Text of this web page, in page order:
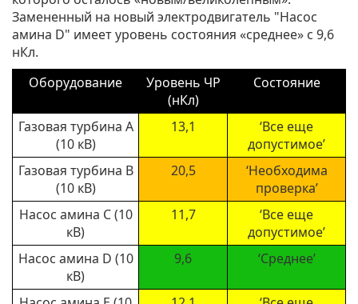
Замененный на новый электродвигатель "Насос
амина D" имеет уровень состояния «среднее» с 9,6
нКл.
Оборудование
Уровень ЧР
(нКл)
Состояние
Газовая турбина A
(10 кВ)
13,1
‘Все еще
допустимое’
Газовая турбина B
(10 кВ)
20,5
‘Необходима
проверка’
Насос амина C (10
кВ)
11,7
‘Все еще
допустимое’
Насос амина D (10
кВ)
9,6 ‘Среднее’